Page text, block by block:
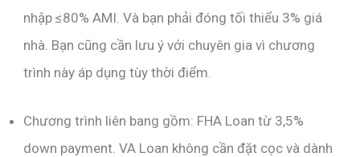
nhập ≤80% AMI. Và bạn phải đóng tối thiểu 3% giá
nhà. Bạn cũng cần lưu ý với chuyên gia vì chương
trình này áp dụng tùy thời điểm.
Chương trình liên bang gồm: FHA Loan từ 3,5%
down payment. VA Loan không cần đặt cọc và dành